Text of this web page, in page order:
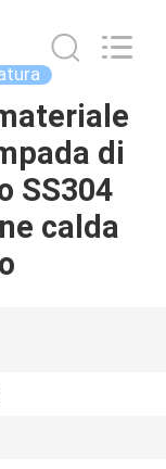
di
SS304
calda